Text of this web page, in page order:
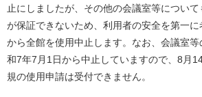
止にしましたが、その他の会議室等につい
が保証できないため、利用者の安全を第一
から全館を使用中止します。なお、会議室
和7年7月1日から中止していますので、8月
規の使用申請は受付できません。